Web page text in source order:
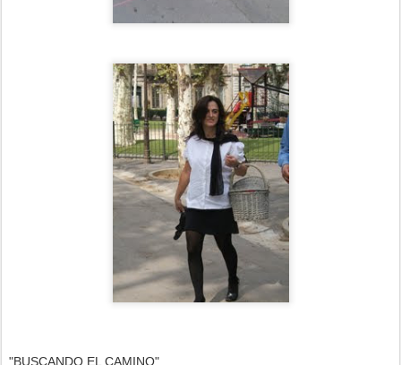
"BUSCANDO EL CAMINO"